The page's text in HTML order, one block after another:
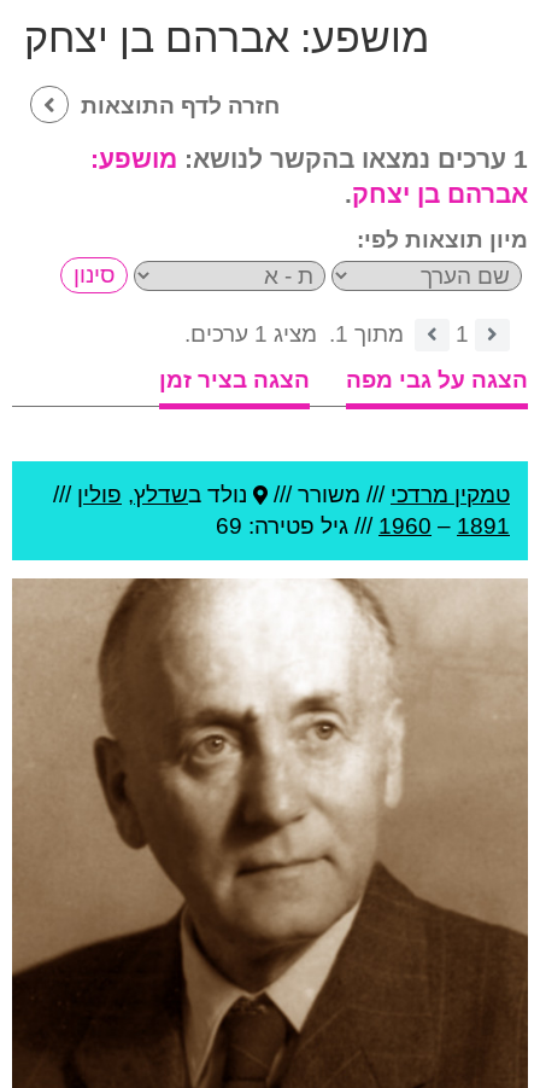
מושפע: אברהם בן יצחק
חזרה לדף התוצאות
1 ערכים נמצאו בהקשר לנושא:
מושפע:
אברהם בן יצחק.
מיון תוצאות לפי:
1 מתוך 1.
מציג 1 ערכים.
הצגה על גבי מפה
הצגה בציר זמן
טמקין מרדכי /// משורר /// נולד בשדלץ, פולין ///
1891
–
1960 /// גיל פטירה: 69